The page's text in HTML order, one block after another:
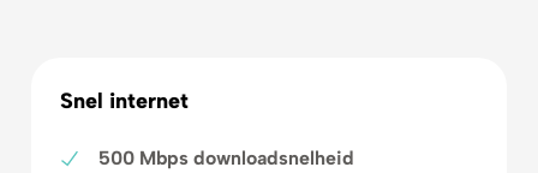
Snel internet
500 Mbps downloadsnelheid